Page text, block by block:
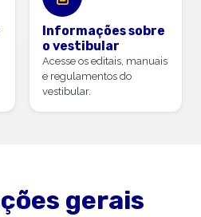
Informações sobre
o vestibular
Acesse os editais, manuais
e regulamentos do
vestibular.
gerais